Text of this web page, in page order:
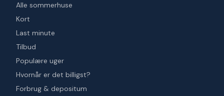
Alle sommerhuse
Kort
Last minute
Tilbud
Populære uger
Hvornår er det billigst?
Forbrug & depositum